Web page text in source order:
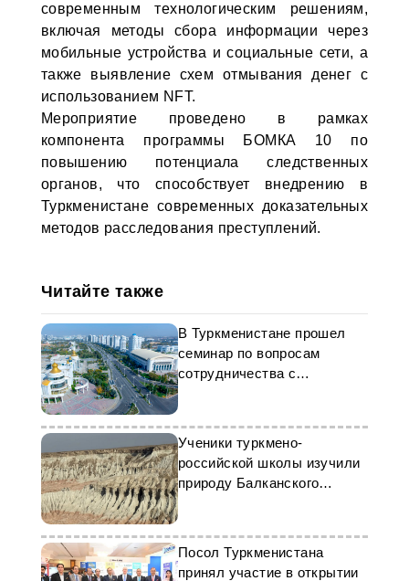
современным технологическим решениям,
включая методы сбора информации через
мобильные устройства и социальные сети, а
также выявление схем отмывания денег с
использованием NFT.
Мероприятие проведено в рамках
компонента программы БОМКА 10 по
повышению потенциала следственных
органов, что способствует внедрению в
Туркменистане современных доказательных
методов расследования преступлений.
Читайте также
В Туркменистане прошел
семинар по вопросам
сотрудничества с
Интерполом
Ученики туркмено-
российской школы изучили
природу Балканского
велаята
Посол Туркменистана
принял участие в открытии